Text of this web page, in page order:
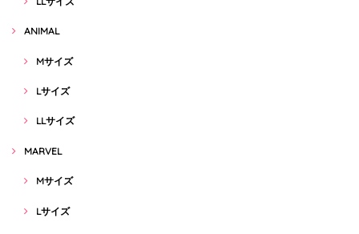
ANIMAL
Mサイズ
Lサイズ
LLサイズ
MARVEL
Mサイズ
Lサイズ